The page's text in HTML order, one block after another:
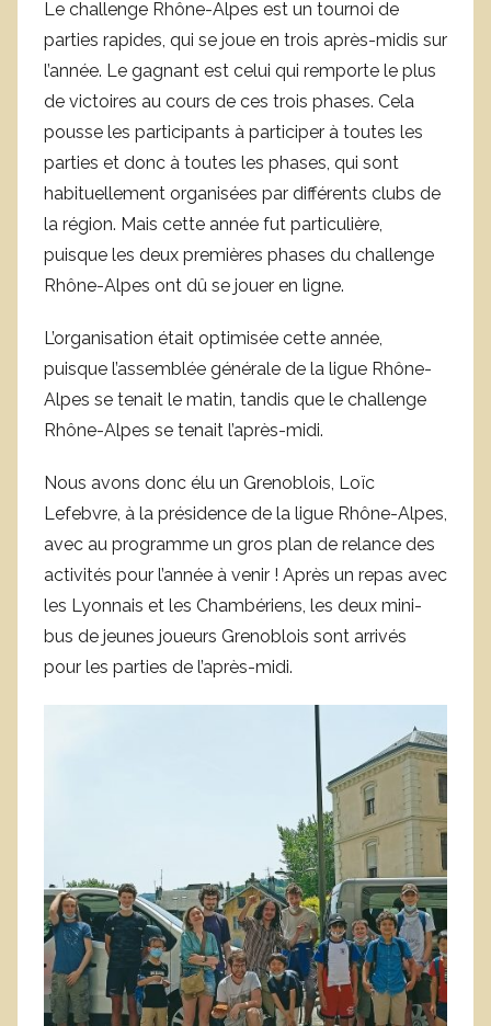
g
r
e
n
o
b
Le challenge Rhône-Alpes est un tournoi de
parties rapides, qui se joue en trois après-midis sur
l’année. Le gagnant est celui qui remporte le plus
de victoires au cours de ces trois phases. Cela
pousse les participants à participer à toutes les
parties et donc à toutes les phases, qui sont
habituellement organisées par différents clubs de
la région. Mais cette année fut particulière,
puisque les deux premières phases du challenge
Rhône-Alpes ont dû se jouer en ligne.
L’organisation était optimisée cette année,
puisque l’assemblée générale de la ligue Rhône-
Alpes se tenait le matin, tandis que le challenge
Rhône-Alpes se tenait l’après-midi.
Nous avons donc élu un Grenoblois, Loïc
Lefebvre, à la présidence de la ligue Rhône-Alpes,
avec au programme un gros plan de relance des
activités pour l’année à venir ! Après un repas avec
les Lyonnais et les Chambériens, les deux mini-
bus de jeunes joueurs Grenoblois sont arrivés
pour les parties de l’après-midi.